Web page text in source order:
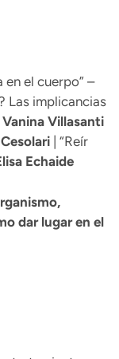
en el cuerpo” –
Las implicancias
Vanina Villasanti
| “Reír
Echaide
dar lugar en el